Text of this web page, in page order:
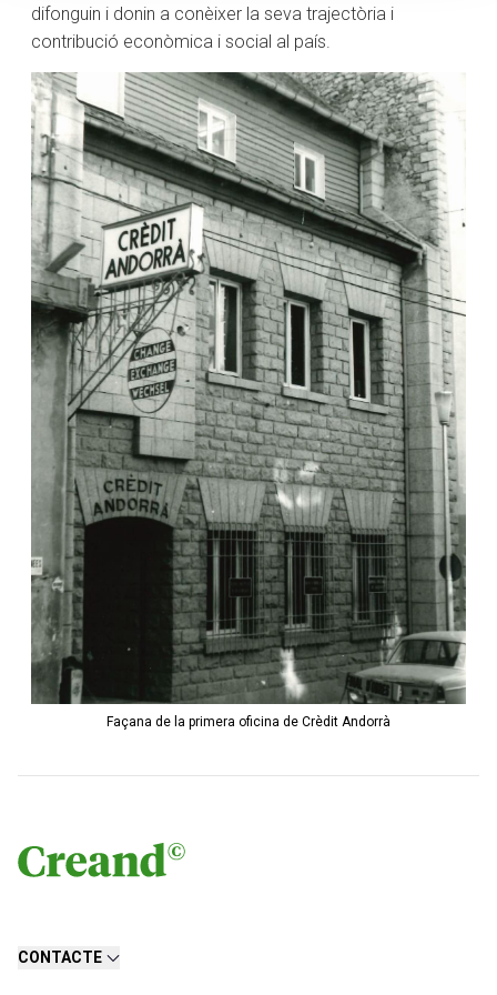
difonguin i donin a conèixer la seva trajectòria i
contribució econòmica i social al país.
Façana de la primera oficina de Crèdit Andorrà
CONTACTE